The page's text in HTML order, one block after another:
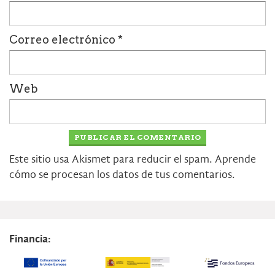
Correo electrónico *
Web
Este sitio usa Akismet para reducir el spam. Aprende
cómo se procesan los datos de tus comentarios.
Financia: